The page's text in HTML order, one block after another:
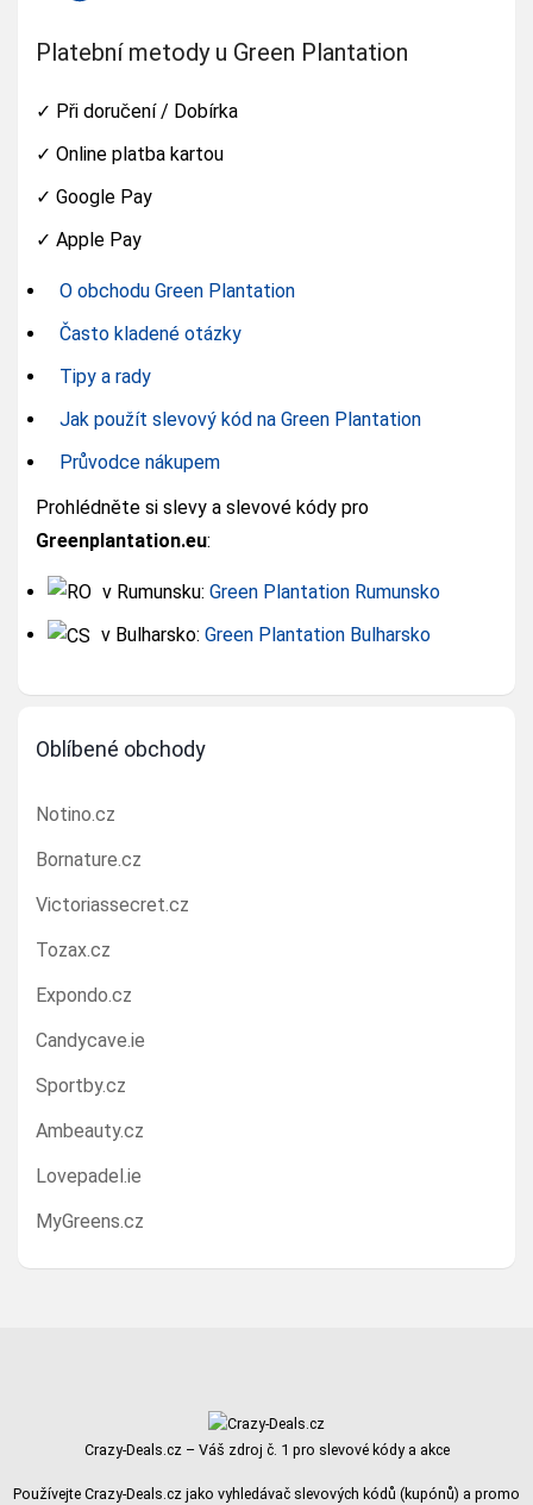
Platební metody u Green Plantation
✓ Při doručení / Dobírka
✓ Online platba kartou
✓ Google Pay
✓ Apple Pay
O obchodu Green Plantation
Často kladené otázky
Tipy a rady
Jak použít slevový kód na Green Plantation
Průvodce nákupem
Prohlédněte si slevy a slevové kódy pro
Greenplantation.eu:
v Rumunsku: Green Plantation Rumunsko
v Bulharsko: Green Plantation Bulharsko
Oblíbené obchody
Notino.cz
Bornature.cz
Victoriassecret.cz
Tozax.cz
Expondo.cz
Candycave.ie
Sportby.cz
Ambeauty.cz
Lovepadel.ie
MyGreens.cz
Crazy-Deals.cz – Váš zdroj č. 1 pro slevové kódy a akce
Používejte Crazy-Deals.cz jako vyhledávač slevových kódů (kupónů) a promo